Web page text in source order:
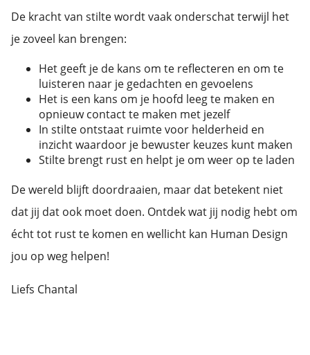
De kracht van stilte wordt vaak onderschat terwijl het
je zoveel kan brengen:
Het geeft je de kans om te reflecteren en om te
luisteren naar je gedachten en gevoelens
Het is een kans om je hoofd leeg te maken en
opnieuw contact te maken met jezelf
In stilte ontstaat ruimte voor helderheid en
inzicht waardoor je bewuster keuzes kunt maken
Stilte brengt rust en helpt je om weer op te laden
De wereld blijft doordraaien, maar dat betekent niet
dat jij dat ook moet doen. Ontdek wat jij nodig hebt om
écht tot rust te komen en wellicht kan Human Design
jou op weg helpen!
Liefs Chantal